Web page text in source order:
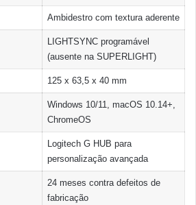
Ambidestro com textura aderente
LIGHTSYNC programável
(ausente na SUPERLIGHT)
125 x 63,5 x 40 mm
Windows 10/11, macOS 10.14+,
ChromeOS
Logitech G HUB para
personalização avançada
24 meses contra defeitos de
fabricação